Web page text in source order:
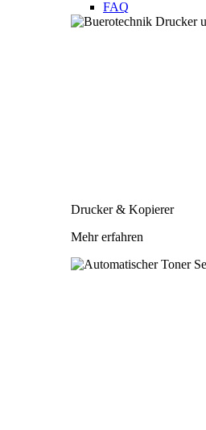
FAQ
Drucker & Kopierer
Mehr erfahren